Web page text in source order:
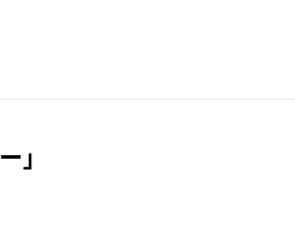
」